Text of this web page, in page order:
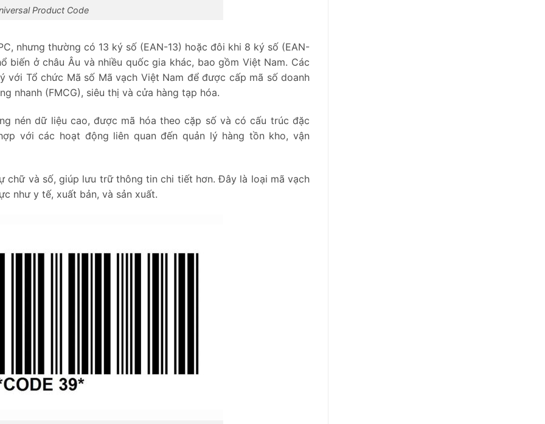
Product Code
nhưng thường có 13 ký số (EAN-13) hoặc đôi khi 8 ký số (EAN-
ở châu Âu và nhiều quốc gia khác, bao gồm Việt Nam. Các
với Tổ chức Mã số Mã vạch Việt Nam để được cấp mã số doanh
nhanh (FMCG), siêu thị và cửa hàng tạp hóa.
nén dữ liệu cao, được mã hóa theo cặp số và có cấu trúc đặc
với các hoạt động liên quan đến quản lý hàng tồn kho, vận
chữ và số, giúp lưu trữ thông tin chi tiết hơn. Đây là loại mã vạch
như y tế, xuất bản, và sản xuất.